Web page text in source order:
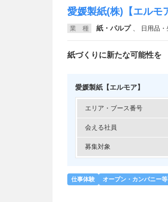
愛媛製紙(株)【エルモ
業 種 紙・パルプ、 日用品・
紙づくりに新たな可能性を
愛媛製紙【エルモア】
エリア・ブース番号
会える社員
募集対象
仕事体験 オープン・カンパニー等